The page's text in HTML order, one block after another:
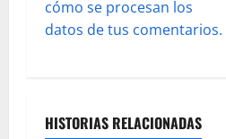
s
cómo se procesan los
datos de tus comentarios.
HISTORIAS RELACIONADAS